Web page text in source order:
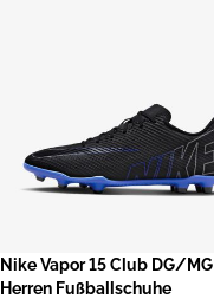
Nike Vapor 15 Club DG/MG
Herren Fußballschuhe